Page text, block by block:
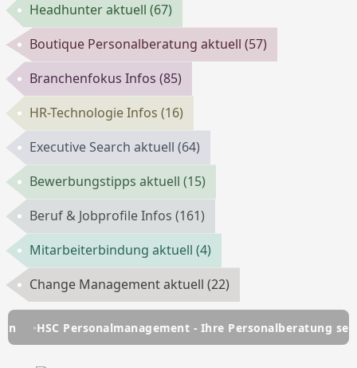
Headhunter aktuell(67)
Boutique Personalberatung aktuell(57)
Branchenfokus Infos(85)
HR-Technologie Infos(16)
Executive Search aktuell(64)
Bewerbungstipps aktuell(15)
Beruf & Jobprofile Infos(161)
Mitarbeiterbindung aktuell(4)
Change Management aktuell(22)
HSC Personalmanagement - Ihre Personalberatung seit